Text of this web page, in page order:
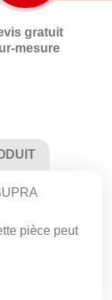
gratuit
mesure
pièce peut